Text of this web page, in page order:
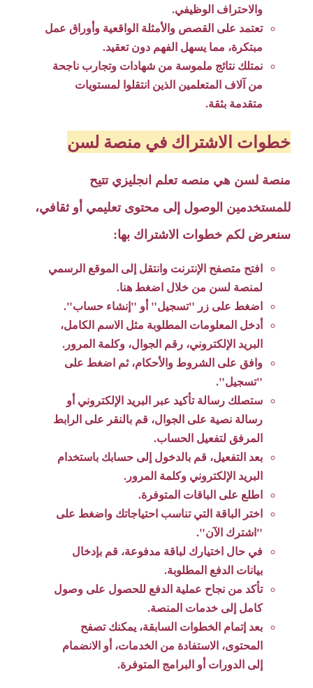
والاحتراف الوظيفي.
تعتمد على القصص والأمثلة الواقعية وأوراق عمل
مبتكرة، مما يسهل الفهم دون تعقيد.
نمتلك نتائج ملموسة من شهادات وتجارب ناجحة
من آلاف المتعلمين الذين انتقلوا لمستويات
متقدمة بثقة.
خطوات الاشتراك في منصة لسن
منصة لسن هي منصه تعلم انجليزي تتيح
للمستخدمين الوصول إلى محتوى تعليمي أو ثقافي،
سنعرض لكم خطوات الاشتراك بها:
افتح متصفح الإنترنت وانتقل إلى الموقع الرسمي
لمنصة لسن من خلال اضغط هنا.
اضغط على زر "تسجيل" أو "إنشاء حساب".
أدخل المعلومات المطلوبة مثل الاسم الكامل،
البريد الإلكتروني، رقم الجوال، وكلمة المرور.
وافق على الشروط والأحكام، ثم اضغط على
"تسجيل".
ستصلك رسالة تأكيد عبر البريد الإلكتروني أو
رسالة نصية على الجوال، قم بالنقر على الرابط
المرفق لتفعيل الحساب.
بعد التفعيل، قم بالدخول إلى حسابك باستخدام
البريد الإلكتروني وكلمة المرور.
اطلع على الباقات المتوفرة.
اختر الباقة التي تناسب احتياجاتك واضغط على
"اشترك الآن".
في حال اختيارك لباقة مدفوعة، قم بإدخال
بيانات الدفع المطلوبة.
تأكد من نجاح عملية الدفع للحصول على وصول
كامل إلى خدمات المنصة.
بعد إتمام الخطوات السابقة، يمكنك تصفح
المحتوى، الاستفادة من الخدمات، أو الانضمام
إلى الدورات أو البرامج المتوفرة.